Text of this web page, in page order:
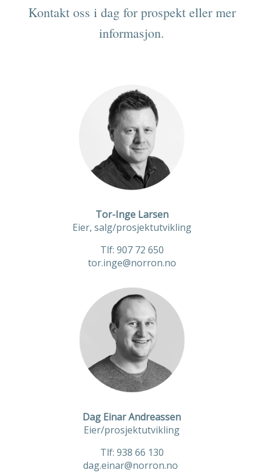
Kontakt oss i dag for prospekt eller mer
informasjon.
Tor-Inge Larsen
Eier, salg/prosjektutvikling
Tlf: 907 72 650
tor.inge@norron.no
Dag Einar Andreassen
Eier/prosjektutvikling
Tlf: 938 66 130
dag.einar@norron.no